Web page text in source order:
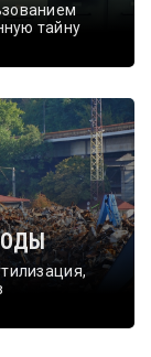
тайну